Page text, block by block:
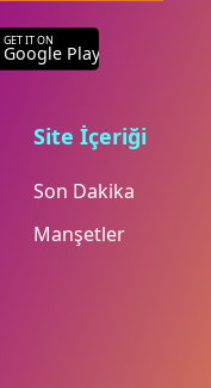
GET IT ON
Google Play
Site İçeriği
Son Dakika
Manşetler